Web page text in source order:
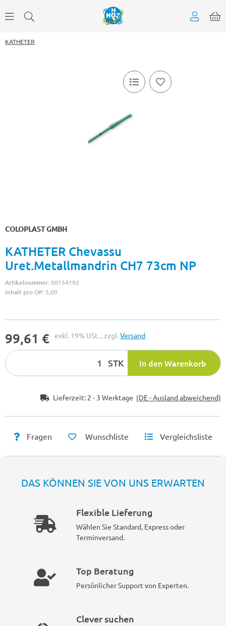
KATHETER
COLOPLAST GMBH
KATHETER Chevassu
Uret.Metallmandrin CH7 73cm NP
Artikelnummer:00154192
Inhalt pro OP: 5,00
99,61 € exkl. 19% USt. , zzgl.Versand
STK In den Warenkorb
Lieferzeit: 2 - 3 Werktage (DE - Ausland abweichend)
Fragen Wunschliste Vergleichsliste
DAS KÖNNEN SIE VON UNS ERWARTEN
Flexible Lieferung
Wählen Sie Standard, Express oder
Terminversand.
Top Beratung
Persönlicher Support von Experten.
Clever suchen